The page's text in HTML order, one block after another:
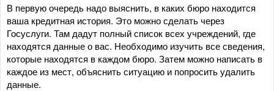
В первую очередь надо выяснить, в каких бюро находится
ваша кредитная история. Это можно сделать через
Госуслуги. Там дадут полный список всех учреждений, где
находятся данные о вас. Необходимо изучить все сведения,
которые находятся в каждом бюро. Затем можно написать в
каждое из мест, объяснить ситуацию и попросить удалить
данные.